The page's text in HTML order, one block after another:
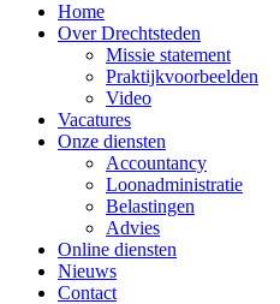
Home
Over Drechtsteden
Missie statement
Praktijkvoorbeelden
Video
Vacatures
Onze diensten
Accountancy
Loonadministratie
Belastingen
Advies
Online diensten
Nieuws
Contact